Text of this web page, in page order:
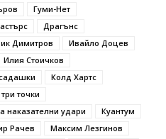
Гуми-Нет
Драгънс
Димитров
Ивайло Доцев
Илия Стоичков
Колд Хартс
точки
наказателни удари
Куантум
Рачев
Максим Лезгинов